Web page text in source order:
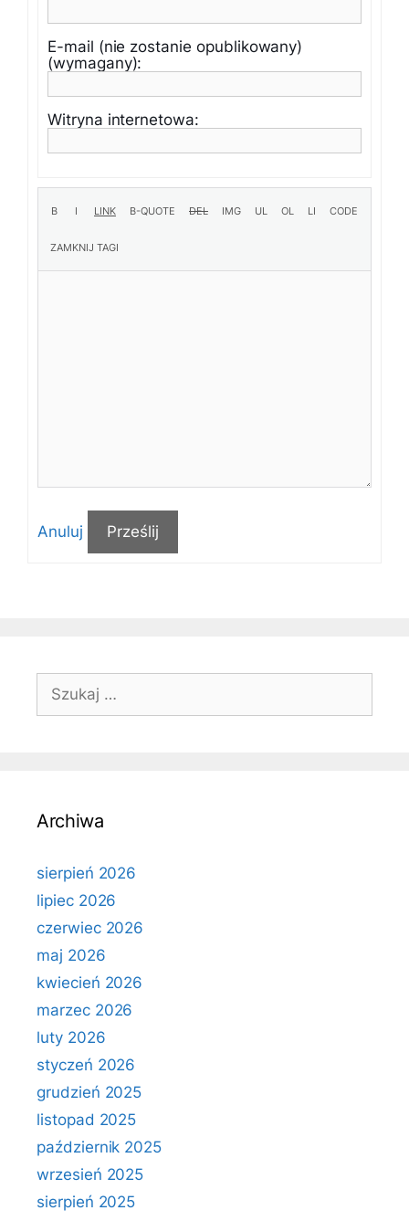
E-mail (nie zostanie opublikowany)
(wymagany):
Witryna internetowa:
Anuluj Prześlij
Szukaj:
Archiwa
sierpień 2026
lipiec 2026
czerwiec 2026
maj 2026
kwiecień 2026
marzec 2026
luty 2026
styczeń 2026
grudzień 2025
listopad 2025
październik 2025
wrzesień 2025
sierpień 2025